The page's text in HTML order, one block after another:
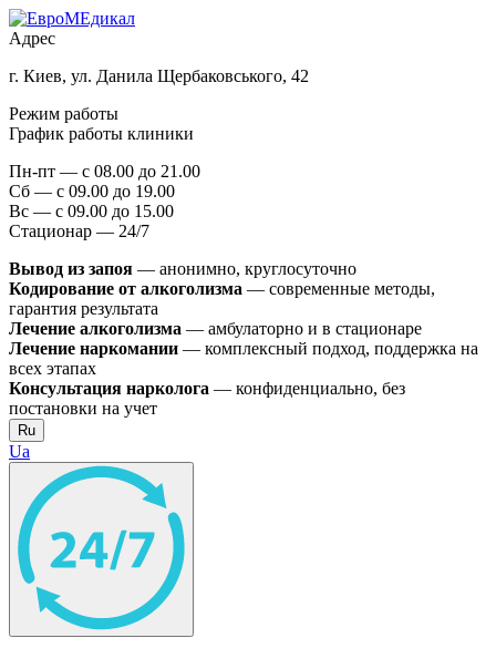
Адрес
г. Киев, ул. Данила Щербаковського, 42
Режим работы
График работы клиники
Пн-пт — с 08.00 до 21.00
Сб — с 09.00 до 19.00
Вс — с 09.00 до 15.00
Стационар — 24/7
Вывод из запоя — анонимно, круглосуточно
Кодирование от алкоголизма — современные методы,
гарантия результата
Лечение алкоголизма — амбулаторно и в стационаре
Лечение наркомании — комплексный подход, поддержка на
всех этапах
Консультация нарколога — конфиденциально, без
постановки на учет
Ru
Ua